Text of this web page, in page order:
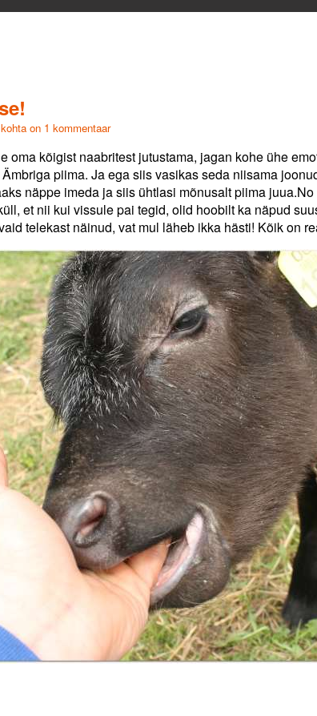
Et
alguse!
kohta on 1 kommentaar
oma kõigist naabritest jutustama, jagan kohe ühe
piima. Ja ega siis vasikas seda niisama
näppe imeda ja siis ühtlasi mõnusalt piima
et nii kui vissule pai tegid, olid hoobilt ka näpud
telekast näinud, vat mul läheb ikka hästi! Kõik on